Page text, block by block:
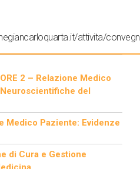
attivita/
2 – Relazione Medico
del
Medico Paziente: Evidenze
di Cura e Gestione